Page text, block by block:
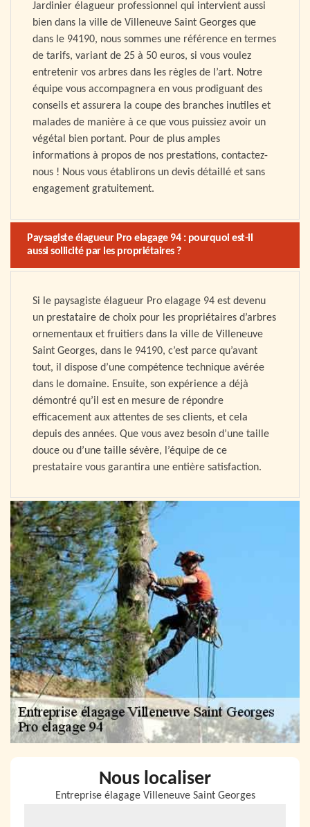
Jardinier élagueur professionnel qui intervient aussi
bien dans la ville de Villeneuve Saint Georges que
dans le 94190, nous sommes une référence en termes
de tarifs, variant de 25 à 50 euros, si vous voulez
entretenir vos arbres dans les règles de l’art. Notre
équipe vous accompagnera en vous prodiguant des
conseils et assurera la coupe des branches inutiles et
malades de manière à ce que vous puissiez avoir un
végétal bien portant. Pour de plus amples
informations à propos de nos prestations, contactez-
nous ! Nous vous établirons un devis détaillé et sans
engagement gratuitement.
Paysagiste élagueur Pro elagage 94 : pourquoi est-il
aussi sollicité par les propriétaires ?
Si le paysagiste élagueur Pro elagage 94 est devenu
un prestataire de choix pour les propriétaires d’arbres
ornementaux et fruitiers dans la ville de Villeneuve
Saint Georges, dans le 94190, c’est parce qu’avant
tout, il dispose d’une compétence technique avérée
dans le domaine. Ensuite, son expérience a déjà
démontré qu’il est en mesure de répondre
efficacement aux attentes de ses clients, et cela
depuis des années. Que vous avez besoin d’une taille
douce ou d’une taille sévère, l’équipe de ce
prestataire vous garantira une entière satisfaction.
Nous localiser
Entreprise élagage Villeneuve Saint Georges